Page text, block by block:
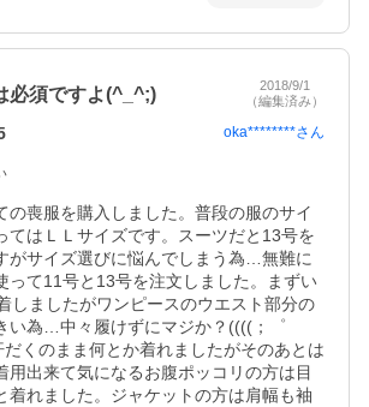
必須ですよ(^_^;)
2018/9/1
（編集済み）
oka********さん
喪服を購入しました。普段の服のサイ
てはＬＬサイズです。スーツだと13号を
がサイズ選びに悩んでしまう為…無難に
って11号と13号を注文しました。まずい
しましたがワンピースのウエスト部分の
い為…中々履けずにマジか？((((；゜
くのまま何とか着れましたがそのあとは
用出来て気になるお腹ポッコリの方は目
着れました。ジャケットの方は肩幅も袖